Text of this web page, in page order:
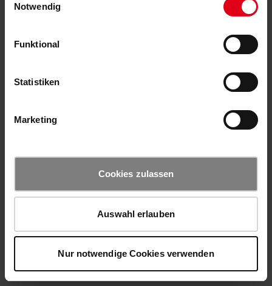
Notwendig
Funktional
Statistiken
Marketing
Cookies zulassen
Auswahl erlauben
Nur notwendige Cookies verwenden